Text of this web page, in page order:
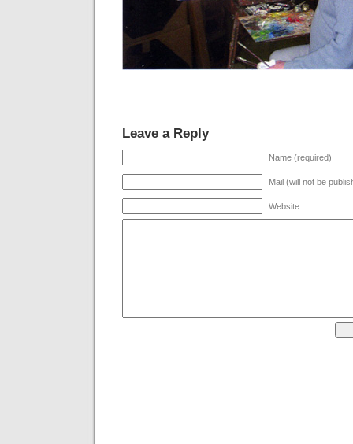
Leave a Reply
Name (required)
Mail (will not be
Website